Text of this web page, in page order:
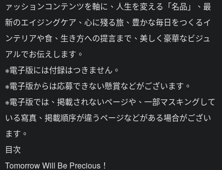
ァッションコンテンツを軸に、人生を変える「名品」、最
新のエイジングケア、心に殘る旅、豊かな毎日をつくるイ
ンテリアや食、生き方への提言まで、美しく豪華なビジュ
アルでお伝えします。
※電子版には付録はつきません。
※電子版からは応募できない懸賞などがございます。
※電子版では、掲載されないページや、一部マスキングして
いる寫真、掲載順序が違うページなどがある場合がござい
ます。
目次
Tomorrow Will Be Precious！